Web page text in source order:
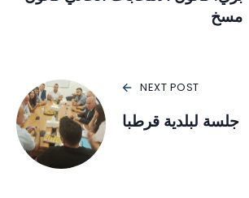
مسخ
NEXT POST
جلسة لبلدية قرطبا